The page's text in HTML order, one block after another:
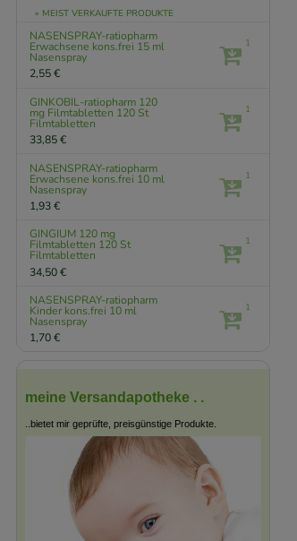
» MEIST VERKAUFTE PRODUKTE
NASENSPRAY-ratiopharm
Erwachsene kons.frei 15 ml
Nasenspray
2,55 €
1
GINKOBIL-ratiopharm 120
mg Filmtabletten 120 St
Filmtabletten
33,85 €
1
NASENSPRAY-ratiopharm
Erwachsene kons.frei 10 ml
Nasenspray
1,93 €
1
GINGIUM 120 mg
Filmtabletten 120 St
Filmtabletten
34,50 €
1
NASENSPRAY-ratiopharm
Kinder kons.frei 10 ml
Nasenspray
1,70 €
1
meine Versandapotheke . .
..bietet mir geprüfte, preisgünstige Produkte.